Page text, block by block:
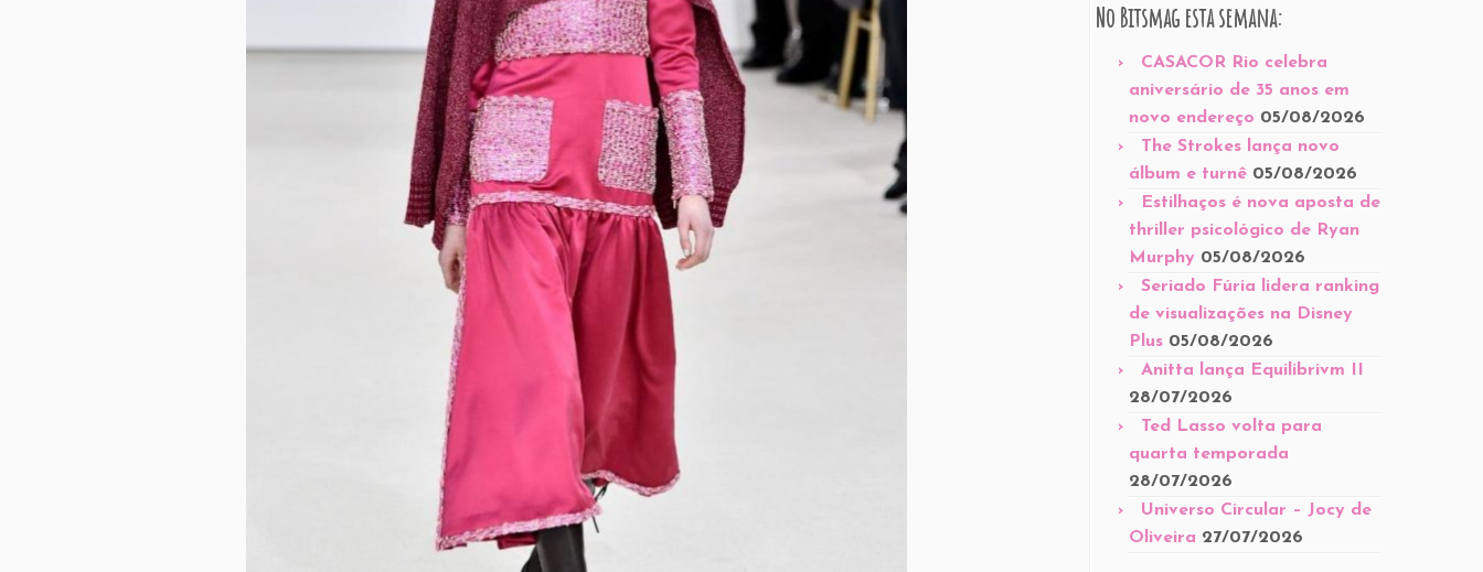
No Bitsmag esta semana:
CASACOR Rio celebra
aniversário de 35 anos em
novo endereço 05/08/2026
The Strokes lança novo
álbum e turnê 05/08/2026
Estilhaços é nova aposta de
thriller psicológico de Ryan
Murphy 05/08/2026
Seriado Fúria lidera ranking
de visualizações na Disney
Plus 05/08/2026
Anitta lança Equilibrivm II
28/07/2026
Ted Lasso volta para
quarta temporada
28/07/2026
Universo Circular – Jocy de
Oliveira 27/07/2026